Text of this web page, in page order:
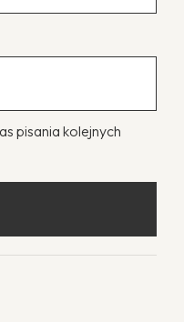
pisania kolejnych